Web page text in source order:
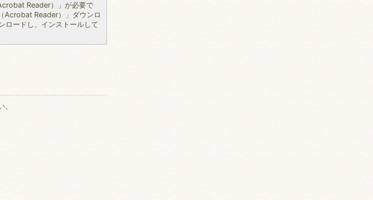
Reader）」が必要で
Acrobat Reader）」ダウンロ
ロードし、インストールして